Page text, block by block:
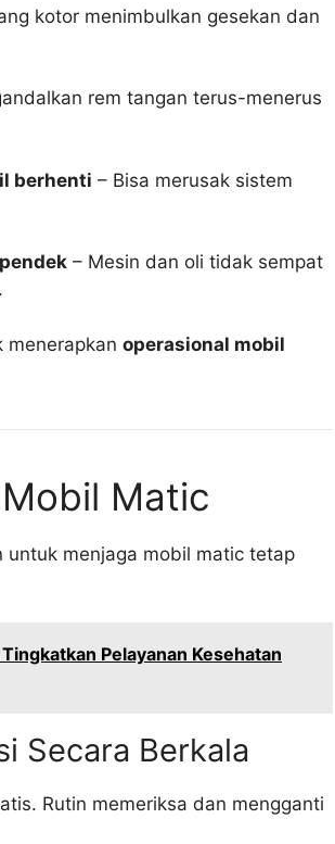
kotor menimbulkan gesekan dan
rem tangan terus-menerus
berhenti – Bisa merusak sistem
– Mesin dan oli tidak sempat
menerapkan operasional mobil
Matic
menjaga mobil matic tetap
Pelayanan Kesehatan
Secara Berkala
Rutin memeriksa dan mengganti